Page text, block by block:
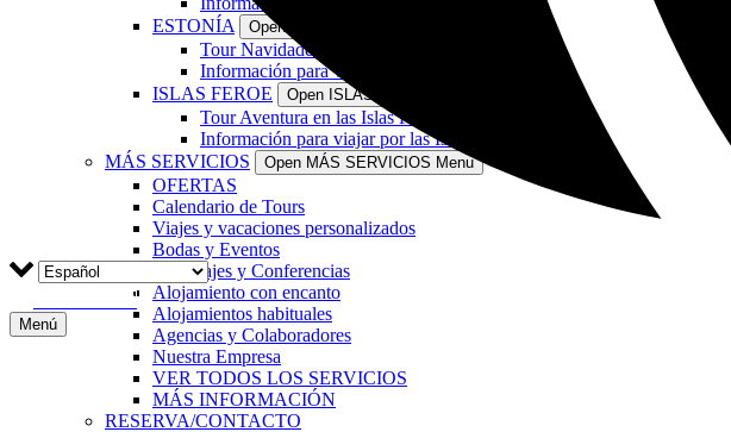
ESTONÍA
Open ESTONÍA Menu
Tour Navidades en Estonia (4 días+3 noches)
Información para viajar por Estonia
ISLAS FEROE
Open ISLAS FEROE Menu
Tour Aventura en las Islas Feroe (7 días+7 noches)
Información para viajar por las Islas Feroe
MÁS SERVICIOS
Open MÁS SERVICIOS Menu
OFERTAS
Calendario de Tours
Viajes y vacaciones personalizados
Bodas y Eventos
Reportajes y Conferencias
Alojamiento con encanto
Alojamientos habituales
Agencias y Colaboradores
Nuestra Empresa
VER TODOS LOS SERVICIOS
MÁS INFORMACIÓN
RESERVA/CONTACTO
RESERVAR
Menú